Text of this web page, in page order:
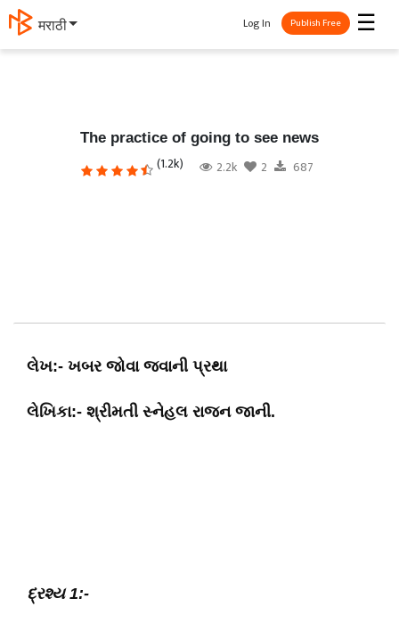
मराठी ☰
Log In Publish Free
The practice of going to see news
(1.2k) 2.2k 2 687
લેખ:- ખબર જોવા જવાની પ્રથા
લેખિકા:- શ્રીમતી સ્નેહલ રાજન જાની.
દ્રશ્ય 1:-